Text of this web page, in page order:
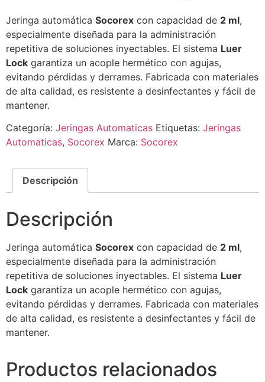
Jeringa automática Socorex con capacidad de 2 ml,
especialmente diseñada para la administración
repetitiva de soluciones inyectables. El sistema Luer
Lock garantiza un acople hermético con agujas,
evitando pérdidas y derrames. Fabricada con materiales
de alta calidad, es resistente a desinfectantes y fácil de
mantener.
Categoría: Jeringas Automaticas Etiquetas: Jeringas
Automaticas, Socorex Marca: Socorex
Descripción
Descripción
Jeringa automática Socorex con capacidad de 2 ml,
especialmente diseñada para la administración
repetitiva de soluciones inyectables. El sistema Luer
Lock garantiza un acople hermético con agujas,
evitando pérdidas y derrames. Fabricada con materiales
de alta calidad, es resistente a desinfectantes y fácil de
mantener.
Productos relacionados